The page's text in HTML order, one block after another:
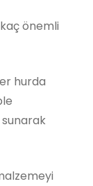
önemli
hurda
sunarak